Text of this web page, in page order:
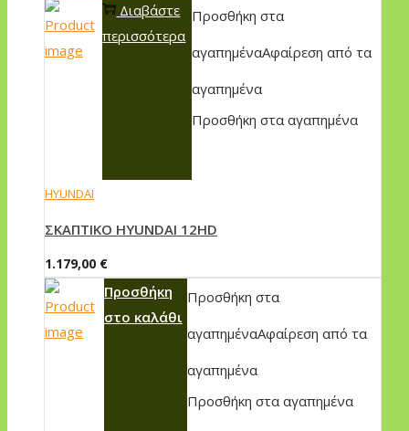
Διαβάστε
περισσότερα
Προσθήκη στα
αγαπημέναΑφαίρεση από τα
αγαπημένα
Προσθήκη στα αγαπημένα
HYUNDAI
ΣKAΠTIKO HYUNDAI 12HD
1.179,00 €
Προσθήκη
στο καλάθι
Προσθήκη στα
αγαπημέναΑφαίρεση από τα
αγαπημένα
Προσθήκη στα αγαπημένα